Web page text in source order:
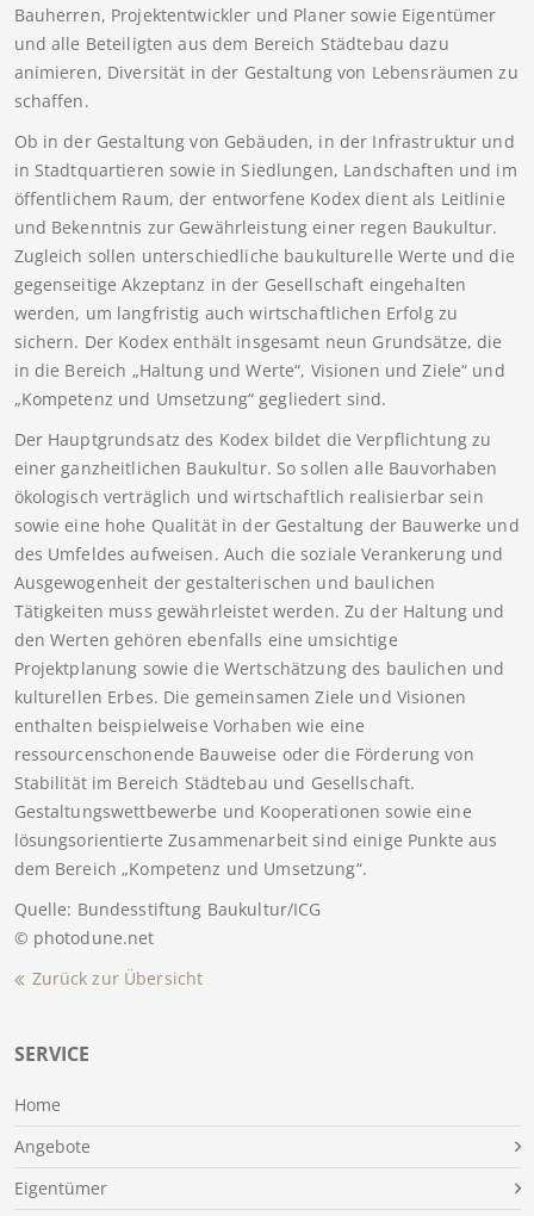
SERVICE
Home
Angebote
Eigentümer
Bauherren, Projektentwickler und Planer sowie Eigentümer
und alle Beteiligten aus dem Bereich Städtebau dazu
animieren, Diversität in der Gestaltung von Lebensräumen zu
schaffen.
Ob in der Gestaltung von Gebäuden, in der Infrastruktur und
in Stadtquartieren sowie in Siedlungen, Landschaften und im
öffentlichem Raum, der entworfene Kodex dient als Leitlinie
und Bekenntnis zur Gewährleistung einer regen Baukultur.
Zugleich sollen unterschiedliche baukulturelle Werte und die
gegenseitige Akzeptanz in der Gesellschaft eingehalten
werden, um langfristig auch wirtschaftlichen Erfolg zu
sichern. Der Kodex enthält insgesamt neun Grundsätze, die
in die Bereich „Haltung und Werte“, Visionen und Ziele“ und
„Kompetenz und Umsetzung“ gegliedert sind.
Der Hauptgrundsatz des Kodex bildet die Verpflichtung zu
einer ganzheitlichen Baukultur. So sollen alle Bauvorhaben
ökologisch verträglich und wirtschaftlich realisierbar sein
sowie eine hohe Qualität in der Gestaltung der Bauwerke und
des Umfeldes aufweisen. Auch die soziale Verankerung und
Ausgewogenheit der gestalterischen und baulichen
Tätigkeiten muss gewährleistet werden. Zu der Haltung und
den Werten gehören ebenfalls eine umsichtige
Projektplanung sowie die Wertschätzung des baulichen und
kulturellen Erbes. Die gemeinsamen Ziele und Visionen
enthalten beispielweise Vorhaben wie eine
ressourcenschonende Bauweise oder die Förderung von
Stabilität im Bereich Städtebau und Gesellschaft.
Gestaltungswettbewerbe und Kooperationen sowie eine
lösungsorientierte Zusammenarbeit sind einige Punkte aus
dem Bereich „Kompetenz und Umsetzung“.
Quelle: Bundesstiftung Baukultur/ICG
© photodune.net
Zurück zur Übersicht